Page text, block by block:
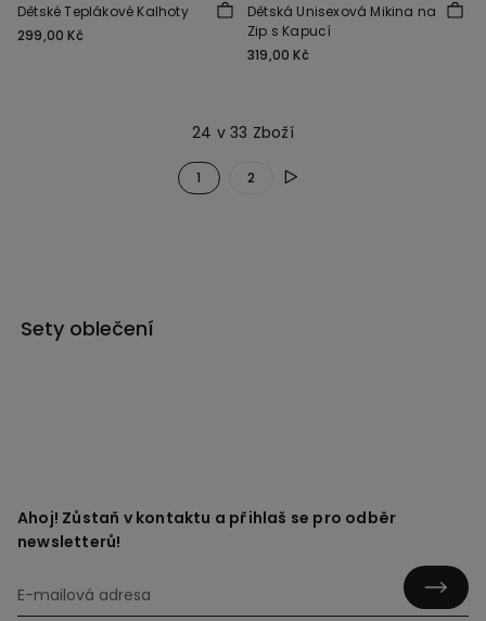
Dětské Teplákové Kalhoty
299,00 Kč
Dětská Unisexová Mikina na
Zip s Kapucí
319,00 Kč
24 v 33 Zboží
1 2
Sety oblečení
Ahoj! Zůstaň v kontaktu a přihlaš se pro odběr
newsletterů!